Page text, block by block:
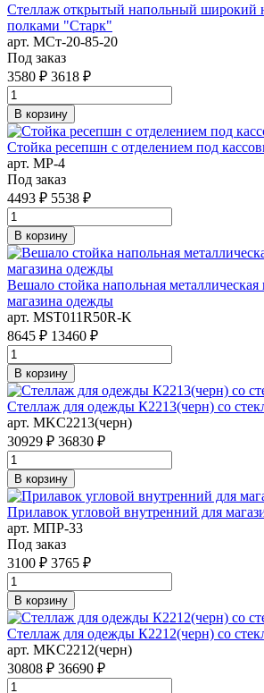
Стеллаж открытый напольный широкий
полками "Старк"
арт. MСт-20-85-20
Под заказ
3580 ₽ 3618 ₽
В корзину
Стойка ресепшн с отделением под
арт. MР-4
Под заказ
4493 ₽ 5538 ₽
В корзину
Вешало стойка напольная металлическая
магазина одежды
арт. MST011R50R-K
8645 ₽ 13460 ₽
В корзину
Стеллаж для одежды К2213(черн) со
арт. MKC2213(черн)
30929 ₽ 36830 ₽
В корзину
Прилавок угловой внутренний для
арт. MПР-33
Под заказ
3100 ₽ 3765 ₽
В корзину
Стеллаж для одежды К2212(черн) со
арт. MKC2212(черн)
30808 ₽ 36690 ₽